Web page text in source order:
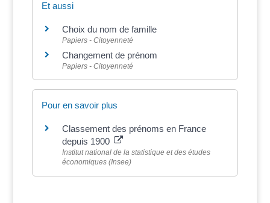
Et aussi
Choix du nom de famille
Papiers - Citoyenneté
Changement de prénom
Papiers - Citoyenneté
Pour en savoir plus
Classement des prénoms en France
depuis 1900
Institut national de la statistique et des études
économiques (Insee)